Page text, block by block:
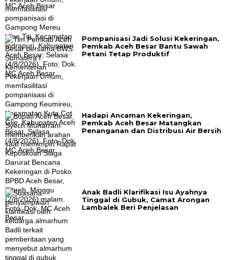
Pompanisasi Jadi Solusi Kekeringan,
Pemkab Aceh Besar Bantu Sawah
Petani Tetap Produktif
Hadapi Ancaman Kekeringan,
Pemkab Aceh Besar Matangkan
Penanganan dan Distribusi Air Bersih
Anak Badli Klarifikasi Isu Ayahnya
Tinggal di Gubuk, Camat Arongan
Lambalek Beri Penjelasan